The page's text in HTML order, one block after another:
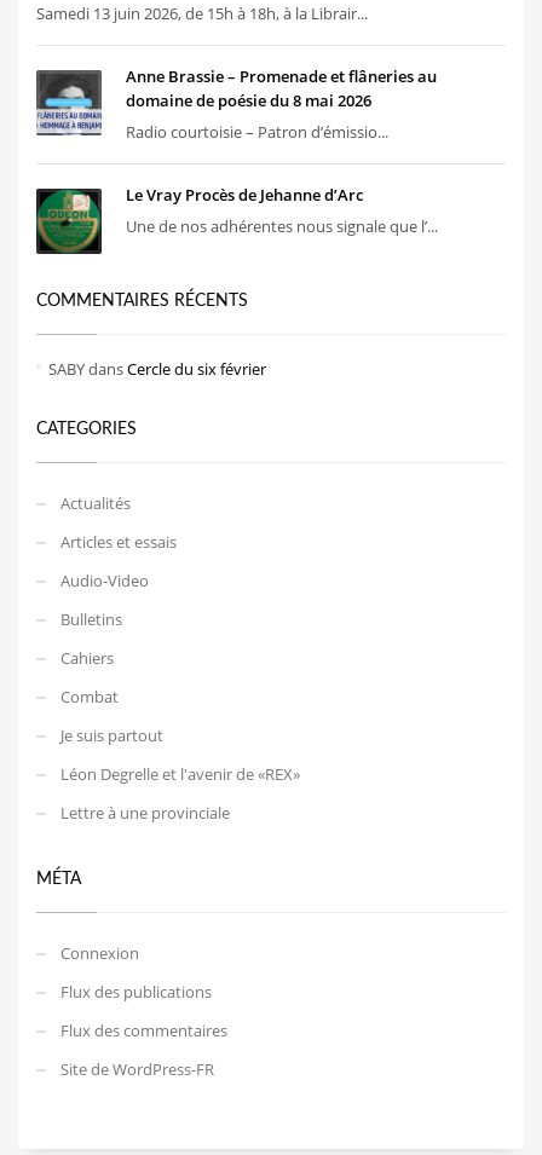
Samedi 13 juin 2026, de 15h à 18h, à la Librair...
Anne Brassie – Promenade et flâneries au
domaine de poésie du 8 mai 2026
Radio courtoisie – Patron d’émissio...
Le Vray Procès de Jehanne d’Arc
Une de nos adhérentes nous signale que l’...
COMMENTAIRES RÉCENTS
SABYdansCercle du six février
CATEGORIES
Actualités
Articles et essais
Audio-Video
Bulletins
Cahiers
Combat
Je suis partout
Léon Degrelle et l'avenir de «REX»
Lettre à une provinciale
MÉTA
Connexion
Flux des publications
Flux des commentaires
Site de WordPress-FR